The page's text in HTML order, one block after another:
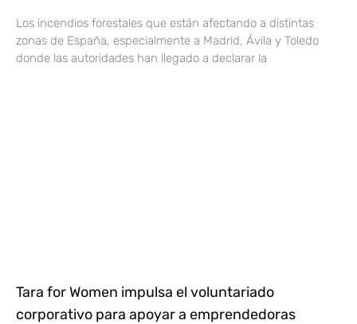
Los incendios forestales que están afectando a distintas
zonas de España, especialmente a Madrid, Ávila y Toledo
donde las autoridades han llegado a declarar la
Tara for Women impulsa el voluntariado
corporativo para apoyar a emprendedoras